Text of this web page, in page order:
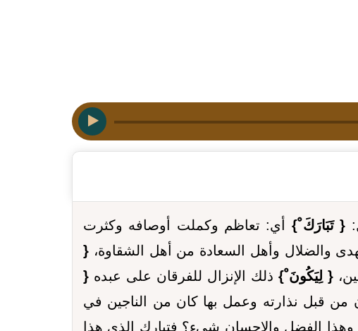
{ تَبَارَكَ ْ} أي: تعاظم وكملت أوصافه وكثرت
والضلال وأهل السعادة من أهل الشقاوة، {
{ لِيَكُونَ ْ}ذلك الإنزال للفرقان على عبده {
قبل نذارته وعمل بها كان من الناجين في
وهذا الفضل والإحسان شيء؟ فتبارك الذي هذا